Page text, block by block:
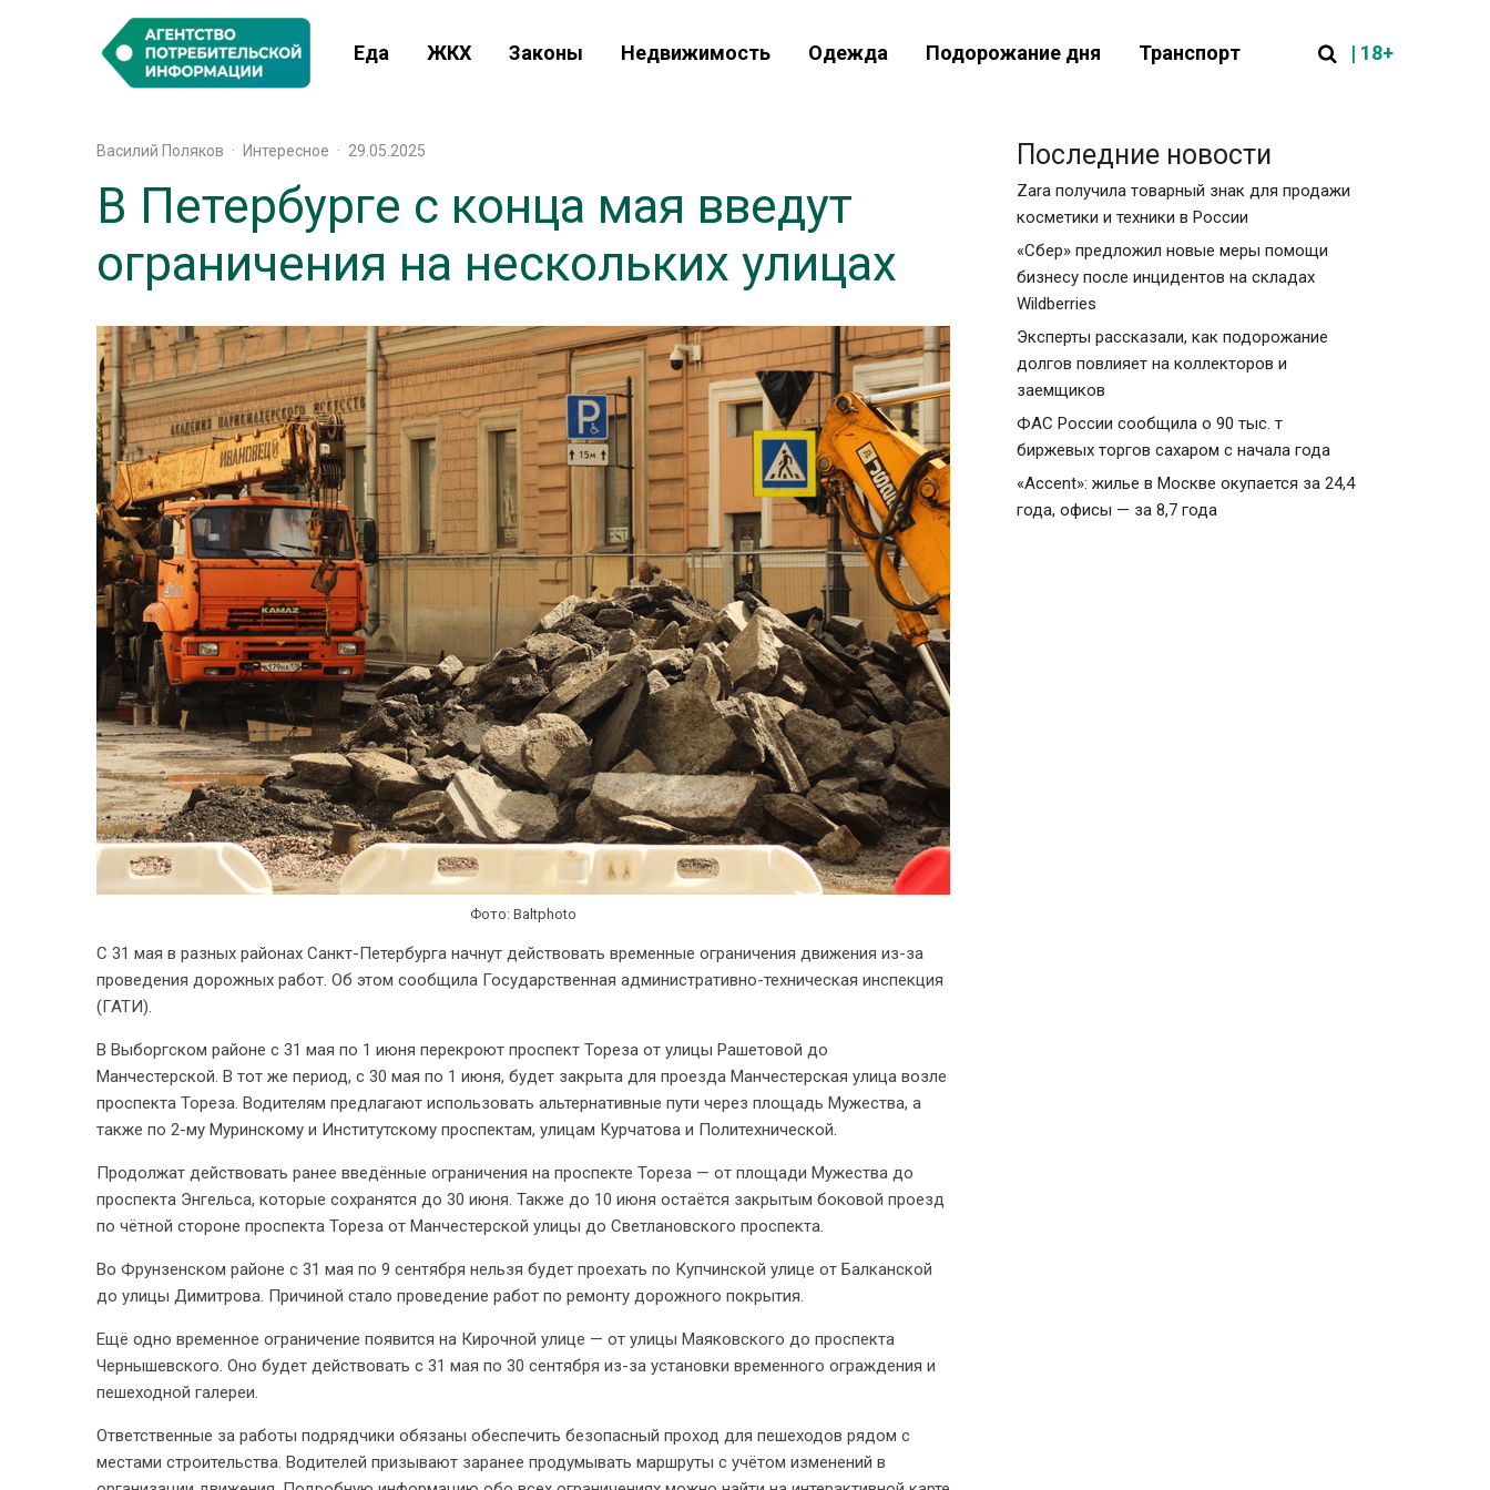
Еда ЖКХ Законы Недвижимость Одежда Подорожание дня Транспорт | 18+
Василий Поляков · Интересное · 29.05.2025
В Петербурге с конца мая введут
ограничения на нескольких улицах
Фото: Baltphoto
С 31 мая в разных районах Санкт-Петербурга начнут действовать временные ограничения движения из-за
проведения дорожных работ. Об этом сообщила Государственная административно-техническая инспекция
(ГАТИ).
В Выборгском районе с 31 мая по 1 июня перекроют проспект Тореза от улицы Рашетовой до
Манчестерской. В тот же период, с 30 мая по 1 июня, будет закрыта для проезда Манчестерская улица возле
проспекта Тореза. Водителям предлагают использовать альтернативные пути через площадь Мужества, а
также по 2-му Муринскому и Институтскому проспектам, улицам Курчатова и Политехнической.
Продолжат действовать ранее введённые ограничения на проспекте Тореза — от площади Мужества до
проспекта Энгельса, которые сохранятся до 30 июня. Также до 10 июня остаётся закрытым боковой проезд
по чётной стороне проспекта Тореза от Манчестерской улицы до Светлановского проспекта.
Во Фрунзенском районе с 31 мая по 9 сентября нельзя будет проехать по Купчинской улице от Балканской
до улицы Димитрова. Причиной стало проведение работ по ремонту дорожного покрытия.
Ещё одно временное ограничение появится на Кирочной улице — от улицы Маяковского до проспекта
Чернышевского. Оно будет действовать с 31 мая по 30 сентября из-за установки временного ограждения и
пешеходной галереи.
Ответственные за работы подрядчики обязаны обеспечить безопасный проход для пешеходов рядом с
местами строительства. Водителей призывают заранее продумывать маршруты с учётом изменений в
Последние новости
Zara получила товарный знак для продажи
косметики и техники в России
«Сбер» предложил новые меры помощи
бизнесу после инцидентов на складах
Wildberries
Эксперты рассказали, как подорожание
долгов повлияет на коллекторов и
заемщиков
ФАС России сообщила о 90 тыс. т
биржевых торгов сахаром с начала года
«Accent»: жилье в Москве окупается за 24,4
года, офисы — за 8,7 года